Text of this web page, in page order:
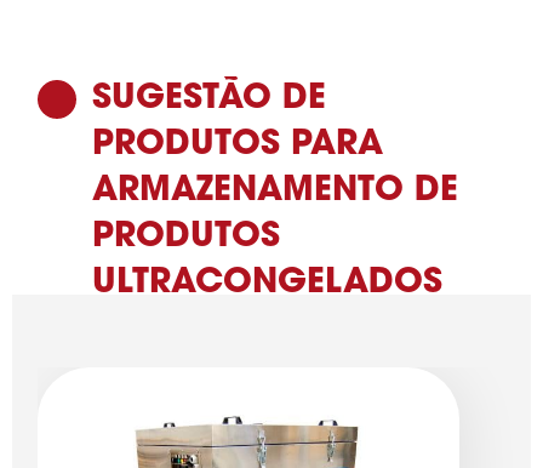
SUGESTÃO DE
PRODUTOS PARA
ARMAZENAMENTO DE
PRODUTOS
ULTRACONGELADOS